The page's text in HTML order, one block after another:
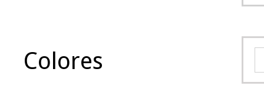
Colores